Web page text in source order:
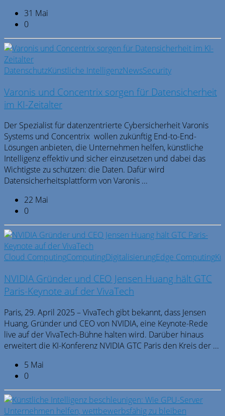
31 Mai
0
DatenschutzKünstliche IntelligenzNewsSecurity
Varonis und Concentrix sorgen für Datensicherheit
im KI-Zeitalter
Der Spezialist für datenzentrierte Cybersicherheit Varonis
Systems und Concentrix wollen zukünftig End-to-End-
Lösungen anbieten, die Unternehmen helfen, künstliche
Intelligenz effektiv und sicher einzusetzen und dabei das
Wichtigste zu schützen: die Daten. Dafür wird
Datensicherheitsplattform von Varonis ...
22 Mai
0
Cloud ComputingComputingDigitalisierungEdge Computing
NVIDIA Gründer und CEO Jensen Huang hält GTC
Paris-Keynote auf der VivaTech
Paris, 29. April 2025 – VivaTech gibt bekannt, dass Jensen
Huang, Gründer und CEO von NVIDIA, eine Keynote-Rede
live auf der VivaTech-Bühne halten wird. Darüber hinaus
erweitert die KI-Konferenz NVIDIA GTC Paris den Kreis der ...
5 Mai
0